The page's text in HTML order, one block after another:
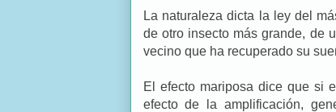
La naturaleza dicta la ley del
de otro insecto más grande, de
vecino que ha recuperado su
El efecto mariposa dice que si
efecto de la amplificación,